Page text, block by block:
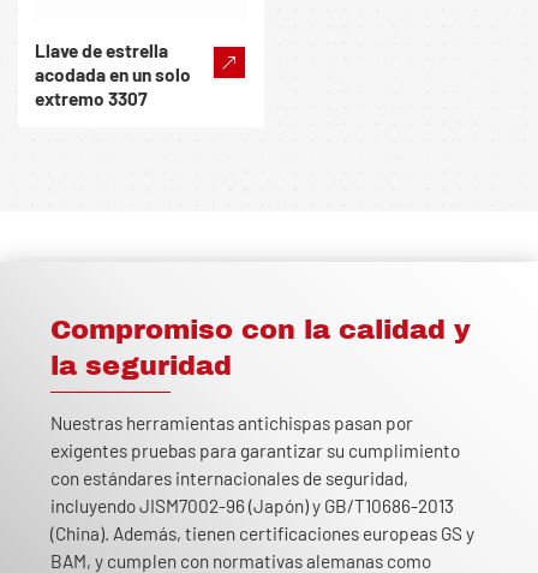
Llave de estrella
acodada en un solo
extremo 3307
Compromiso con la calidad y
la seguridad
Nuestras herramientas antichispas pasan por
exigentes pruebas para garantizar su cumplimiento
con estándares internacionales de seguridad,
incluyendo JISM7002-96 (Japón) y GB/T10686-2013
(China). Además, tienen certificaciones europeas GS y
BAM, y cumplen con normativas alemanas como